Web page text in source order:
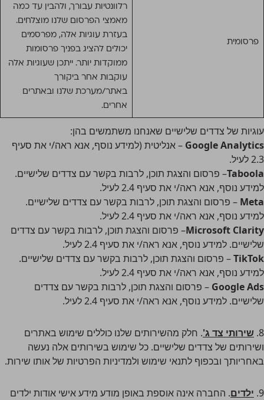
פרסומית
רלוונטיות עבורך, ולהבין עד כמה
מאמצי הפרסום שלנו מוצלחים.
בעזרת עוגיות אלה, מפרסמים
יכולים להציג בפניך פרסומות
ממוקדות יותר. ייתכן שעוגיות אלה
עוקבות אחר ביקורך
באתר/מערכת שלנו ובאתרים
אחרים.
עוגיות של צדדים שלישיים שאנחנו משתמשים בהן:
Google Analytics – אנליטית (למידע נוסף, אנא ראה/י את סעיף
2.3 לעיל.
Taboola– פרסום והצגת תוכן, לרבות בקשר עם צדדים שלישיים.
למידע נוסף, אנא ראה/י את סעיף 2.4 לעיל.
Meta – פרסום והצגת תוכן, לרבות בקשר עם צדדים שלישיים.
למידע נוסף, אנא ראה/י את סעיף 2.4 לעיל.
Microsoft Clarity– פרסום והצגת תוכן, לרבות בקשר עם צדדים
שלישיים. למידע נוסף, אנא ראה/י את סעיף 2.4 לעיל.
TikTok– פרסום והצגת תוכן, לרבות בקשר עם צדדים שלישיים.
למידע נוסף, אנא ראה/י את סעיף 2.4 לעיל.
Google Ads – פרסום והצגת תוכן, לרבות בקשר עם צדדים
שלישיים. למידע נוסף, אנא ראה/י את סעיף 2.4 לעיל.
8. שירותי צד ג'. חלק מהשירותים שלנו כוללים שימוש באתרים
ושירותים של צדדים שלישיים. כל שימוש בשירותים אלה נעשה
באחריותך ובכפוף לתנאי שימוש ולמדיניות הפרטיות של אותו שירות.
9. ילדים. החברה אינה אוספת באופן מודע מידע אישי אודות ילדים